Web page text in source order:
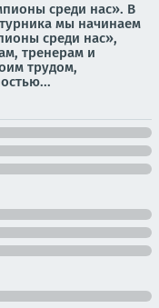
среди нас». В
мы начинаем
среди нас»,
тренерам и
трудом,